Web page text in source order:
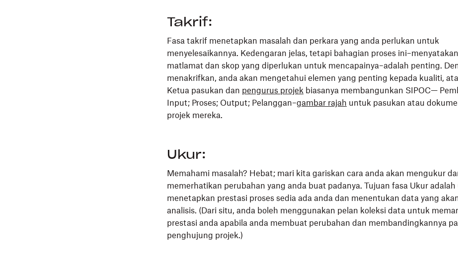
Takrif:
Fasa takrif menetapkan masalah dan perkara yang anda perlukan untuk
menyelesaikannya. Kedengaran jelas, tetapi bahagian proses
matlamat dan skop yang diperlukan untuk mencapainya–adalah penting.
menakrifkan, anda akan mengetahui elemen yang penting kepada kualiti,
Ketua pasukan dan pengurus projek biasanya membangunkan SIPOC—
Input; Proses; Output; Pelanggan–gambar rajah untuk pasukan atau
projek mereka.
Ukur:
Memahami masalah? Hebat; mari kita gariskan cara anda akan mengukur
memerhatikan perubahan yang anda buat padanya. Tujuan fasa Ukur
menetapkan prestasi proses sedia ada anda dan menentukan data yang
analisis. (Dari situ, anda boleh menggunakan pelan koleksi data untuk
prestasi anda apabila anda membuat perubahan dan membandingkannya
penghujung projek.)